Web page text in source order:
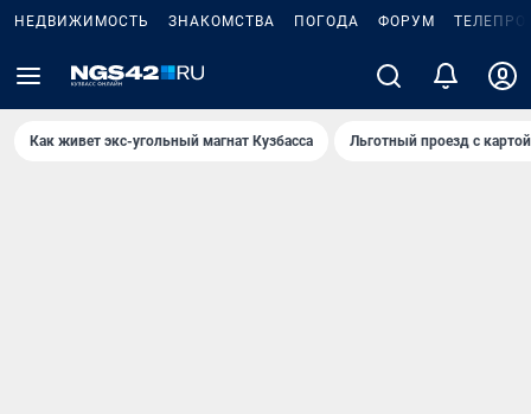
НЕДВИЖИМОСТЬ ЗНАКОМСТВА ПОГОДА ФОРУМ
Как живет экс-угольный магнат Кузбасса Льготный проезд с